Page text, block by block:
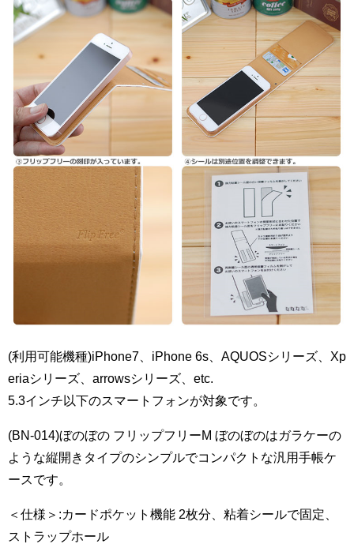
(利用可能機種)iPhone7、iPhone 6s、AQUOSシリーズ、Xp
eriaシリーズ、arrowsシリーズ、etc.
5.3インチ以下のスマートフォンが対象です。
(BN-014)ぼのぼの フリップフリーM ぼのぼのはガラケーの
ような縦開きタイプのシンプルでコンパクトな汎用手帳ケ
ースです。
＜仕様＞:カードポケット機能 2枚分、粘着シールで固定、
ストラップホール